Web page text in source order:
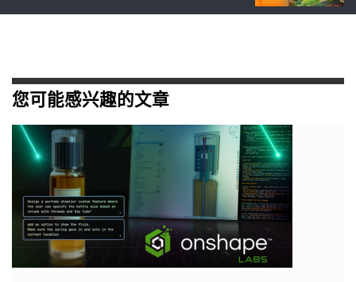
您可能感兴趣的文章